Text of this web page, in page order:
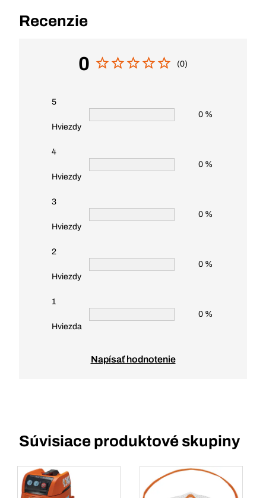
Recenzie
0 (0)
5
Hviezdy
0 %
4
Hviezdy
0 %
3
Hviezdy
0 %
2
Hviezdy
0 %
1
Hviezda
0 %
Napísať hodnotenie
Súvisiace produktové skupiny